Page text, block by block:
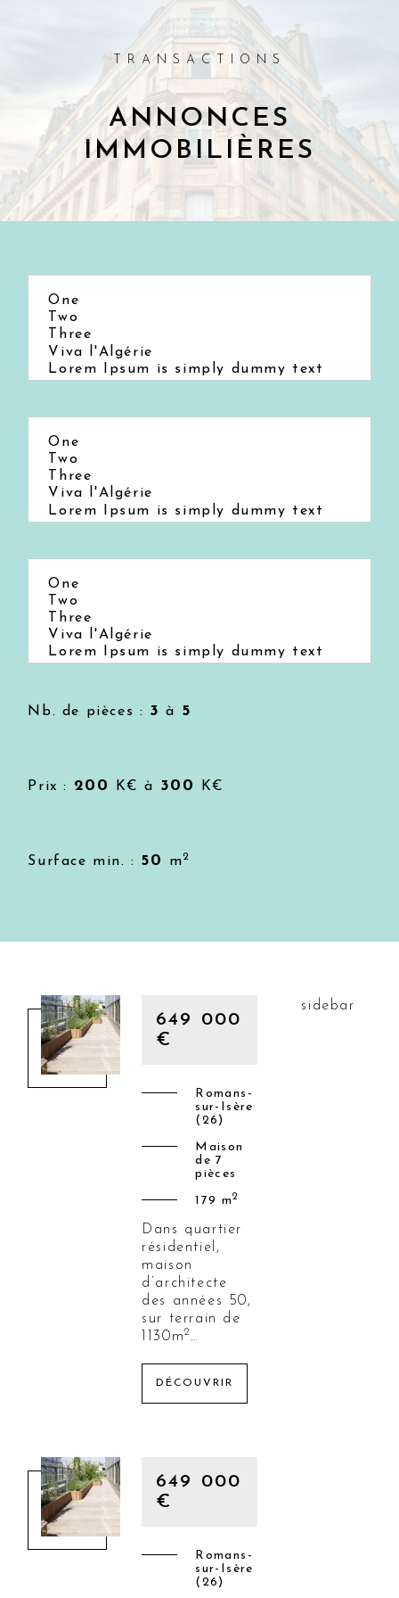
Passez directement au contenu
TRANSACTIONS
ANNONCES
IMMOBILIÈRES
Nb. de pièces : 3 à 5
Prix : 200 K€ à 300 K€
Surface min. : 50 m2
649 000
€
Romans-
sur-Isère
(26)
Maison
de 7
pièces
179 m2
Dans quartier
résidentiel,
maison
d’architecte
des années 50,
sur terrain de
1130m2…
DÉCOUVRIR
649 000
€
Romans-
sur-Isère
(26)
sidebar